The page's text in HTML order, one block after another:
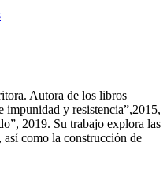
Autora de los libros
impunidad y resistencia”,2015,
2019. Su trabajo explora las
como la construcción de